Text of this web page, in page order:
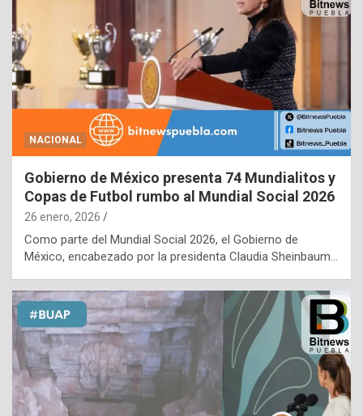
NACIONAL
Gobierno de México presenta 74 Mundialitos y
Copas de Futbol rumbo al Mundial Social 2026
26 enero, 2026
Como parte del Mundial Social 2026, el Gobierno de
México, encabezado por la presidenta Claudia Sheinbaum…